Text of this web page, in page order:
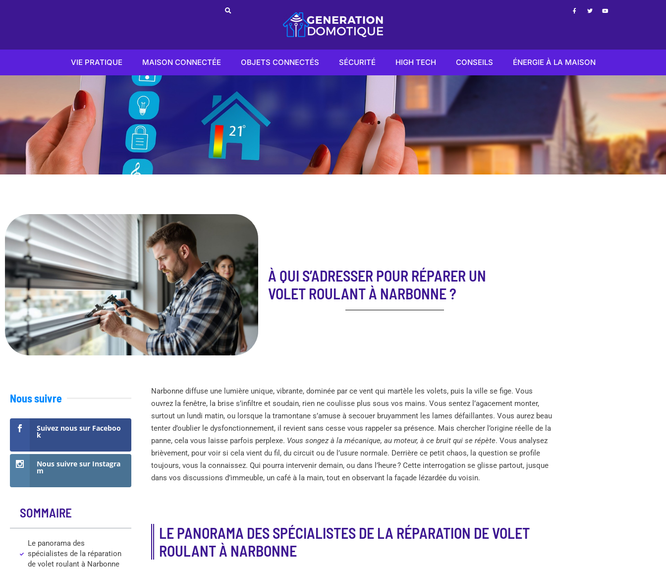
VIE PRATIQUE MAISON CONNECTÉE OBJETS CONNECTÉS SÉCURITÉ HIGH TECH CONSEILS ÉNERGIE À LA MAISON
À QUI S’ADRESSER POUR RÉPARER UN
VOLET ROULANT À NARBONNE ?
Nous suivre
Suivez nous sur Faceboo
k
Nous suivre sur Instagra
m
SOMMAIRE
Le panorama des
spécialistes de la réparation
de volet roulant à Narbonne
Narbonne diffuse une lumière unique, vibrante, dominée par ce vent qui martèle les volets, puis la ville se fige. Vous
ouvrez la fenêtre, la brise s’infiltre et soudain, rien ne coulisse plus sous vos mains. Vous sentez l’agacement monter,
surtout un lundi matin, ou lorsque la tramontane s’amuse à secouer bruyamment les lames défaillantes. Vous aurez beau
tenter d’oublier le dysfonctionnement, il revient sans cesse vous rappeler sa présence. Mais chercher l’origine réelle de la
panne, cela vous laisse parfois perplexe. Vous songez à la mécanique, au moteur, à ce bruit qui se répète. Vous analysez
brièvement, pour voir si cela vient du fil, du circuit ou de l’usure normale. Derrière ce petit chaos, la question se profile
toujours, vous la connaissez. Qui pourra intervenir demain, ou dans l’heure ? Cette interrogation se glisse partout, jusque
dans vos discussions d’immeuble, un café à la main, tout en observant la façade lézardée du voisin.
LE PANORAMA DES SPÉCIALISTES DE LA RÉPARATION DE VOLET
ROULANT À NARBONNE